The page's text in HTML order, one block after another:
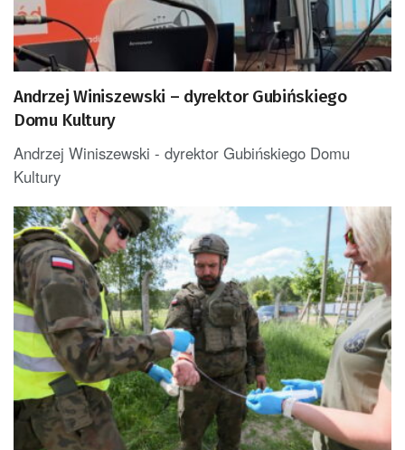
Andrzej Winiszewski – dyrektor Gubińskiego
Domu Kultury
Andrzej Winiszewski - dyrektor Gubińskiego Domu
Kultury